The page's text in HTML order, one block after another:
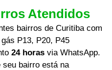
Atendidos
bairros de Curitiba com
P13, P20, P45
24 horasvia WhatsApp.
bairro está na